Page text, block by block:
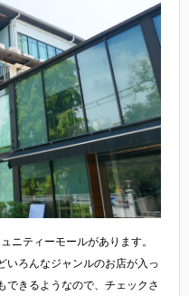
ニティーモールがあります。
いろんなジャンルのお店が入っ
できるようなので、チェックさ